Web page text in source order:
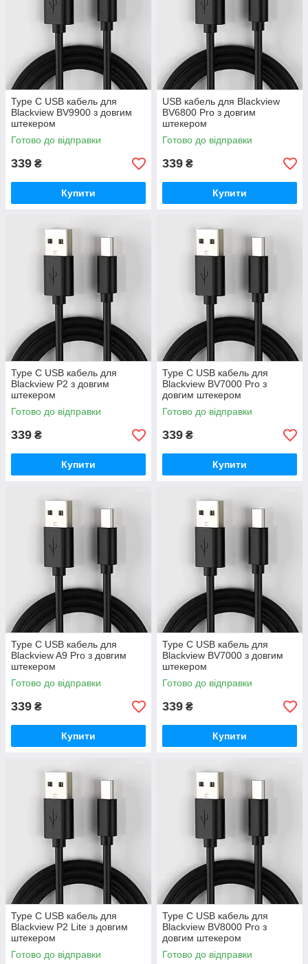
Type C USB кабель для
Blackview BV9900 з довгим
штекером
Готово до відправки
339 ₴
Купити
USB кабель для Blackview
BV6800 Pro з довгим
штекером
Готово до відправки
339 ₴
Купити
Type C USB кабель для
Blackview P2 з довгим
штекером
Готово до відправки
339 ₴
Купити
Type C USB кабель для
Blackview BV7000 Pro з
довгим штекером
Готово до відправки
339 ₴
Купити
Type C USB кабель для
Blackview A9 Pro з довгим
штекером
Готово до відправки
339 ₴
Купити
Type C USB кабель для
Blackview BV7000 з довгим
штекером
Готово до відправки
339 ₴
Купити
Type C USB кабель для
Blackview P2 Lite з довгим
штекером
Готово до відправки
Type C USB кабель для
Blackview BV8000 Pro з
довгим штекером
Готово до відправки